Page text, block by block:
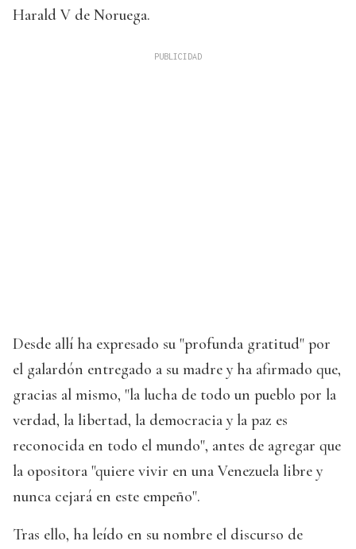
Harald V de Noruega.
Desde allí ha expresado su "profunda gratitud" por
el galardón entregado a su madre y ha afirmado que,
gracias al mismo, "la lucha de todo un pueblo por la
verdad, la libertad, la democracia y la paz es
reconocida en todo el mundo", antes de agregar que
la opositora "quiere vivir en una Venezuela libre y
nunca cejará en este empeño".
Tras ello, ha leído en su nombre el discurso de